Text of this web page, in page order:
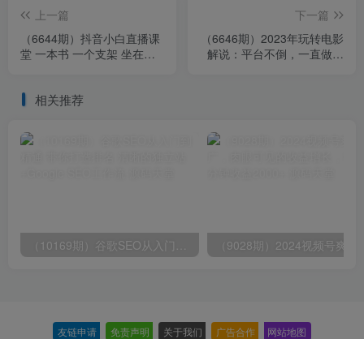
上一篇
（6644期）抖音小白直播课
堂 一本书 一个支架 坐在家
下一篇
（6646期）2023年玩转电影
解说：平台不倒，一直做到
相关推荐
友链申请 免责声明 关于我们 广告合作 网站地图